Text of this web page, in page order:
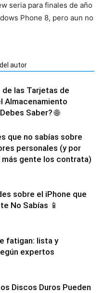
seria para finales de año
Phone 8, pero aun no
autor
de las Tarjetas de
Almacenamiento
Saber? 🌐
que no sabías sobre
personales (y por
más gente los contrata)
sobre el iPhone que
No Sabías 📱
fatigan: lista y
expertos
Discos Duros Pueden